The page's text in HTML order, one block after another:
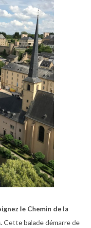
le Chemin de la
Cette balade démarre de